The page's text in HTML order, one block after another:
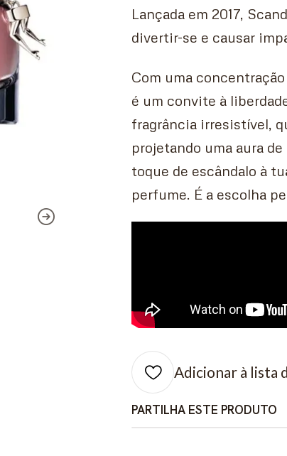
Lançada em 2017,
divertir-se e causar
Com uma
é um convite à
fragrância irresistível,
projetando uma aura
toque de escândalo à
perfume. É a escolha
Adicionar à lista
PARTILHA ESTE PRODUTO